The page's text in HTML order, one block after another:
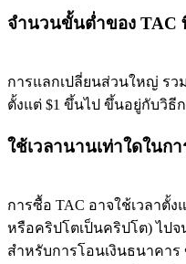
จำนวนขั้นต่ำของ TAC
การแลกเปลี่ยนส่วนใหญ่ รว
ตั้งแต่ $1 ขึ้นไป ขึ้นอยู่กับวิธี
ใช้เวลานานเท่าใดในก
การซื้อ TAC อาจใช้เวลาตั้
หรือคริปโตเป็นคริปโต) ไป
สำหรับการโอนเงินธนาคา